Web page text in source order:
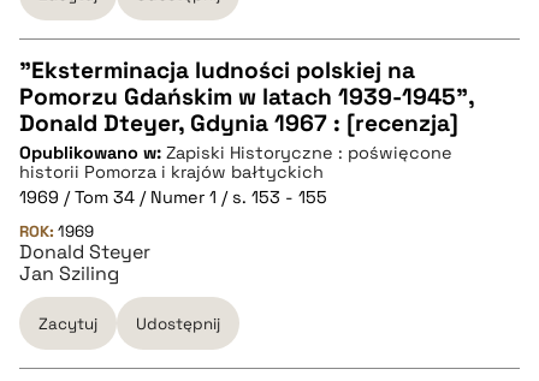
pobierz cytat
CZYSTY TEKST
pobierz cytat
BIBTEX
pobierz cytat
"Eksterminacja ludności polskiej na
Pomorzu Gdańskim w latach 1939-1945",
Donald Dteyer, Gdynia 1967 : [recenzja]
Opublikowano w: Zapiski Historyczne : poświęcone
historii Pomorza i krajów bałtyckich
1969 / Tom 34 / Numer 1 / s. 153 - 155
ROK: 1969
Donald Steyer
Jan Sziling
Zacytuj Udostępnij